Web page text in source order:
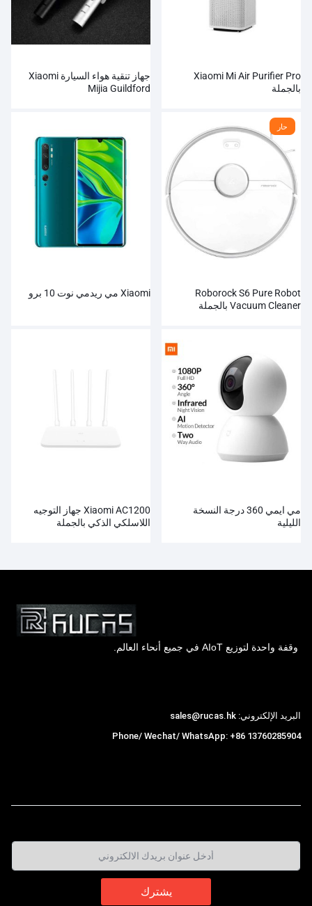
Xiaomi Mi Air Purifier Pro
بالجملة
جهاز تنقية هواء السيارة Xiaomi
Mijia Guildford
حار
Roborock S6 Pure Robot
Vacuum Cleaner بالجملة
Xiaomi مي ريدمي نوت 10 برو
مي ايمي 360 درجة النسخة
الليلية
Xiaomi AC1200 جهاز التوجيه
اللاسلكي الذكي بالجملة
وقفة واحدة لتوزيع AIoT في جميع أنحاء العالم.
البريد الإلكتروني: sales@rucas.hk
Phone/ Wechat/ WhatsApp: +86 13760285904